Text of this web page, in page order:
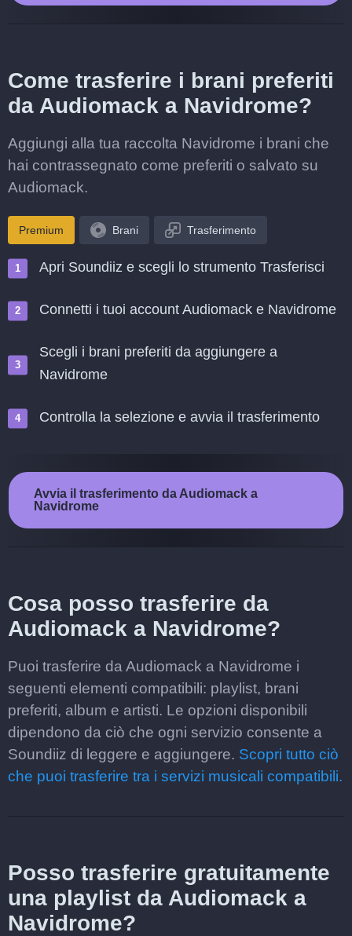
Come trasferire i brani preferiti
da Audiomack a Navidrome?
Aggiungi alla tua raccolta Navidrome i brani che
hai contrassegnato come preferiti o salvato su
Audiomack.
Premium Brani Trasferimento
Apri Soundiiz e scegli lo strumento Trasferisci
Connetti i tuoi account Audiomack e Navidrome
Scegli i brani preferiti da aggiungere a
Navidrome
Controlla la selezione e avvia il trasferimento
Avvia il trasferimento da Audiomack a
Navidrome
Cosa posso trasferire da
Audiomack a Navidrome?
Puoi trasferire da Audiomack a Navidrome i
seguenti elementi compatibili: playlist, brani
preferiti, album e artisti. Le opzioni disponibili
dipendono da ciò che ogni servizio consente a
Soundiiz di leggere e aggiungere. Scopri tutto ciò
che puoi trasferire tra i servizi musicali compatibili.
Posso trasferire gratuitamente
una playlist da Audiomack a
Navidrome?